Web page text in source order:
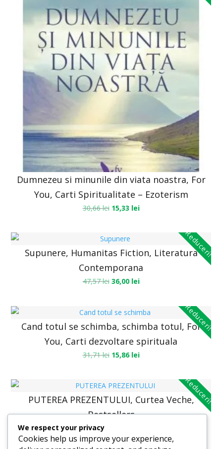
Dumnezeu si minunile din viata noastra, For
You, Carti Spiritualitate – Ezoterism
30,66lei 15,33 lei
Reduceri!
Supunere, Humanitas Fiction, Literatura
Contemporana
47,57lei 36,00 lei
Reduceri!
Cand totul se schimba, schimba totul, For
You, Carti dezvoltare spirituala
31,71lei 15,86 lei
Reduceri!
PUTEREA PREZENTULUI, Curtea Veche,
Bestsellers
58,14lei
We respect your privacy
Cookies help us improve your experience,